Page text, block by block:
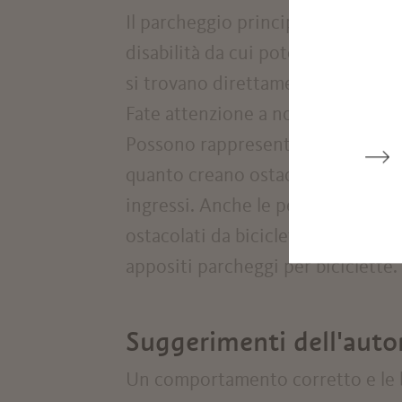
Il parcheggio principale di
disabilità da cui poter accedere
si trovano direttamente
Fate attenzione a non
Possono rappresentare un
quanto creano ostacoli per
ingressi. Anche le persone in
ostacolati da biciclette
appositi parcheggi per biciclette.
Suggerimenti
Un comportamento corretto e